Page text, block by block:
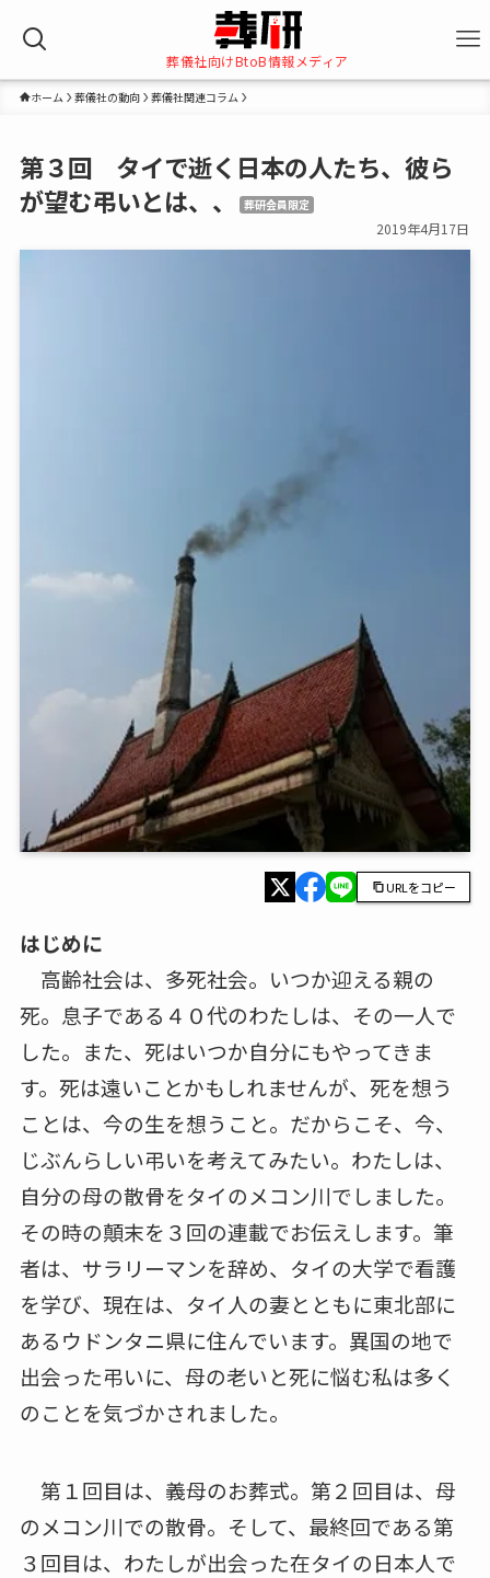
葬儀社向けBtoB情報メディア
ホーム 葬儀社の動向 葬儀社関連コラム
第３回 タイで逝く日本の人たち、彼ら
が望む弔いとは、、
葬研会員限定
2019年4月17日
URLをコピー
はじめに
高齢社会は、多死社会。いつか迎える親の
死。息子である４０代のわたしは、その一人で
した。また、死はいつか自分にもやってきま
す。死は遠いことかもしれませんが、死を想う
ことは、今の生を想うこと。だからこそ、今、
じぶんらしい弔いを考えてみたい。わたしは、
自分の母の散骨をタイのメコン川でしました。
その時の顛末を３回の連載でお伝えします。筆
者は、サラリーマンを辞め、タイの大学で看護
を学び、現在は、タイ人の妻とともに東北部に
あるウドンタニ県に住んでいます。異国の地で
出会った弔いに、母の老いと死に悩む私は多く
のことを気づかされました。
第１回目は、義母のお葬式。第２回目は、母
のメコン川での散骨。そして、最終回である第
３回目は、わたしが出会った在タイの日本人で